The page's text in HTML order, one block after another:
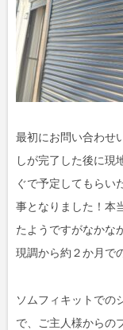
最初にお問い合わせ
しが完了した後に現
ぐで予定してもらい
事となりました！本
たようですがなかな
現調から約２か月で
ソムフィキットでの
で、ご主人様から